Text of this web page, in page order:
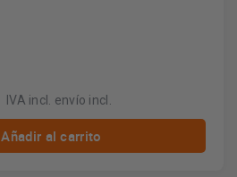
IVA incl. envío incl.
Añadir al carrito